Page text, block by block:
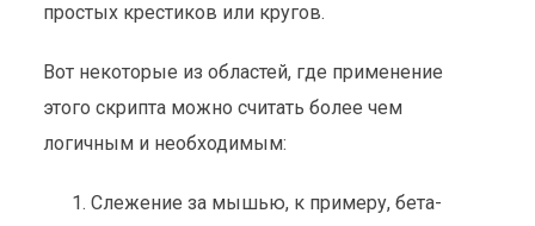
простых крестиков или кругов.
Вот некоторые из областей, где применение
этого скрипта можно считать более чем
логичным и необходимым:
Слежение за мышью, к примеру, бета-